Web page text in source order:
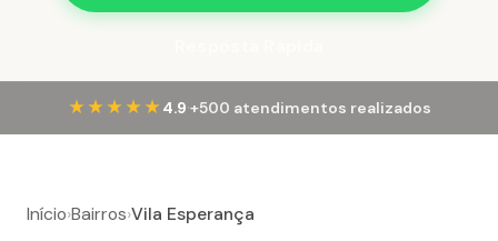
★★★★★ 4.9·+500 atendimentos realizados
Início›Bairros›Vila Esperança